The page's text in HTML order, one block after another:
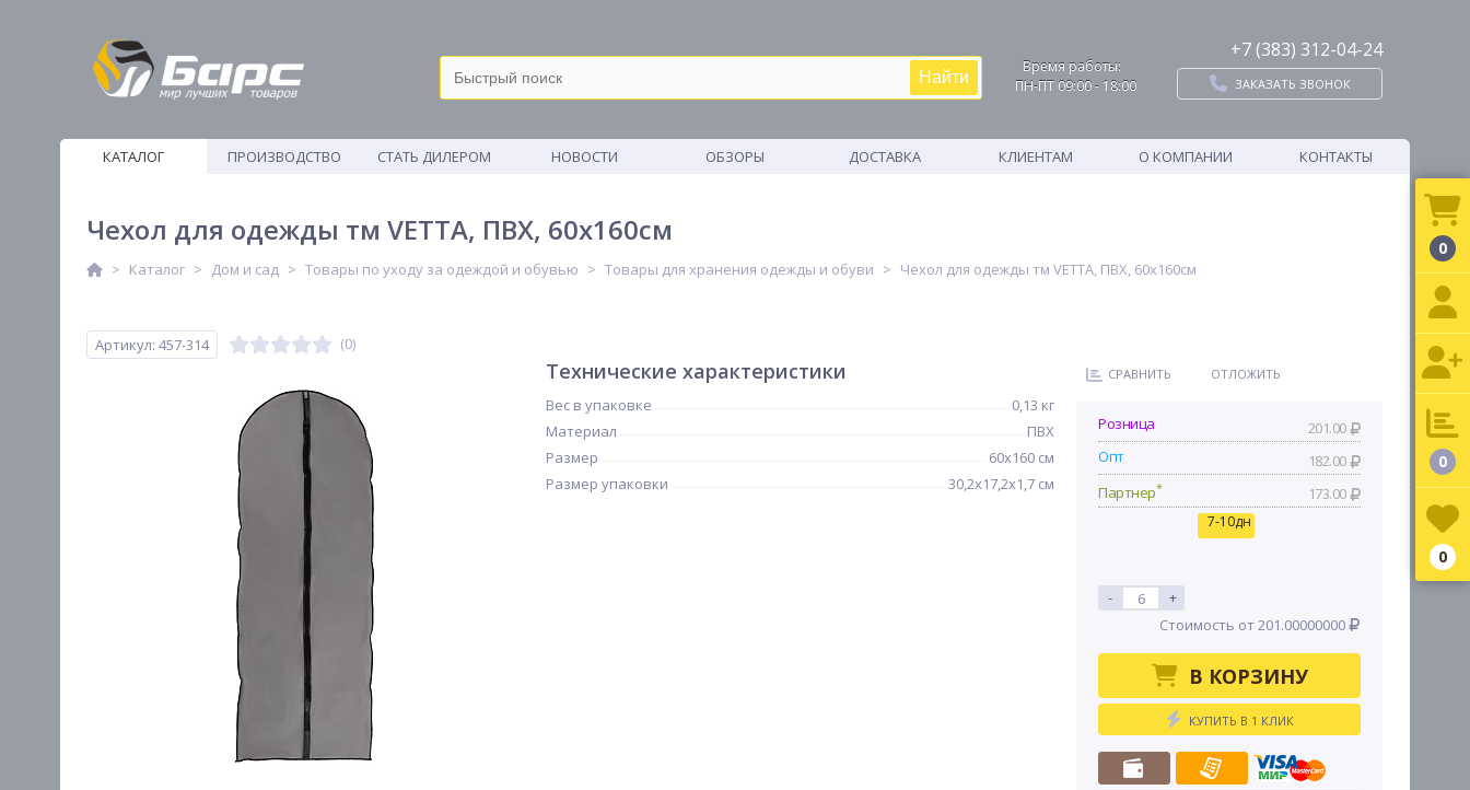
Найти
Время работы:
ПН-ПТ 09:00 - 18:00
+7 (383) 312-04-24
ЗАКАЗАТЬ ЗВОНОК
КАТАЛОГ
ПРОИЗВОДСТВО
СТАТЬ ДИЛЕРОМ НОВОСТИ ОБЗОРЫ ДОСТАВКА КЛИЕНТАМ О КОМПАНИИ КОНТАКТЫ
Чехол для одежды тм VETTA, ПВХ, 60х160см
Каталог Дом и сад Товары по уходу за одеждой и обувью Товары для хранения одежды и обуви Чехол для одежды тм VETTA, ПВХ, 60х160см
Артикул: 457-314 (0)
Технические характеристики
Вес в упаковке
0,13 кг
Материал
ПВХ
Размер
60х160 см
Размер упаковки
30,2х17,2х1,7 см
СРАВНИТЬ ОТЛОЖИТЬ
Розница
201.00
Опт
182.00
Партнер* 173.00
7-10дн
-
+
Стоимость от 201.00000000
В КОРЗИНУ
КУПИТЬ В 1 КЛИК
0
0
0